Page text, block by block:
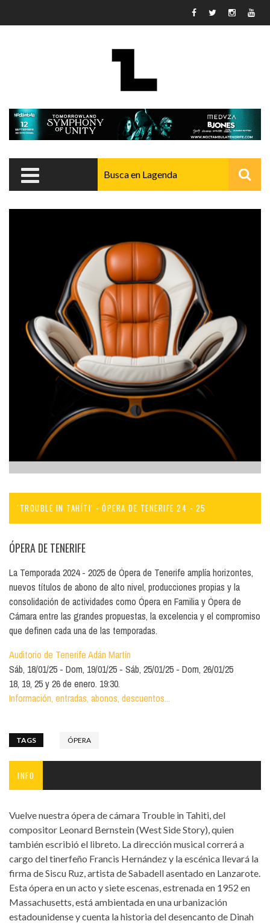
'TROUBLE IN TAHÍTI' - ÓPERA DE TENERIFE 24 - 25
ÓPERA DE TENERIFE
La Temporada 2024 - 2025 de Ópera de Tenerife amplía horizontes,
nuevos títulos de abono de alto nivel, producciones propias y la
consolidación de actividades como Ópera en Familia y Ópera de
Cámara entre las grandes propuestas, la excelencia y el compromiso
que definen cada una de las temporadas.
Auditorio de Tenerife Adán Martín
Sáb, 18/01/25
Dom, 19/01/25 Sáb, 25/01/25
Dom, 26/01/25
18, 19, 25 y 26 de enero. 19:30.
Información, entradas, abonos, descuentos...
TAGS ÓPERA
INFO
Vuelve nuestra ópera de cámara Trouble in Tahiti, del
compositor Leonard Bernstein (West Side Story), quien
también escribió el libreto. La dirección musical correrá a
cargo del tinerfeño Francis Hernández y la escénica llevará la
firma de Siscu Ruz, artista de Sabadell asentado en Lanzarote.
Esta ópera en un acto y siete escenas, estrenada en 1952 en
Massachusetts, está ambientada en una urbanización
estadounidense y cuenta la historia del desencanto de Dinah